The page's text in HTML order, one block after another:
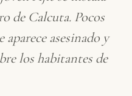
de Calcuta. Pocos
aparece asesinado y
los habitantes de